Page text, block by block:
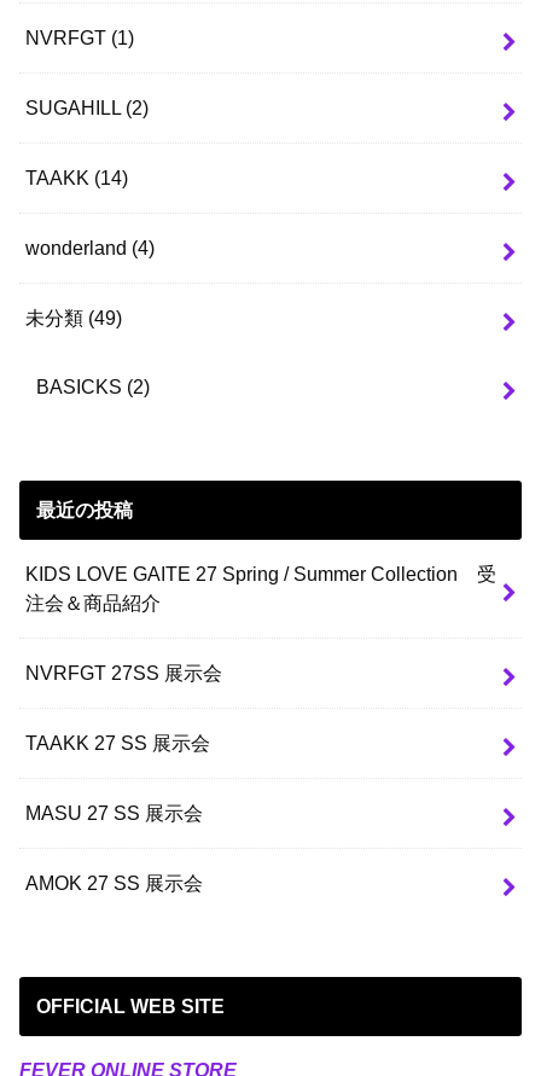
NVRFGT (1)
SUGAHILL (2)
TAAKK (14)
wonderland (4)
未分類 (49)
BASICKS (2)
最近の投稿
KIDS LOVE GAITE 27 Spring / Summer Collection 受
注会＆商品紹介
NVRFGT 27SS 展示会
TAAKK 27 SS 展示会
MASU 27 SS 展示会
AMOK 27 SS 展示会
OFFICIAL WEB SITE
FEVER ONLINE STORE